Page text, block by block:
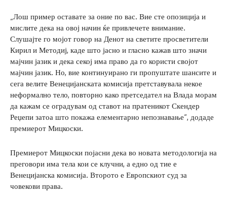
„Лош пример оставате за оние по вас. Вие сте опозиција и
мислите дека на овој начин ќе привлечете внимание.
Слушајте го мојот говор на Денот на светите просветители
Кирил и Методиј, каде што јасно и гласно кажав што значи
мајчин јазик и дека секој има право да го користи својот
мајчин јазик. Но, вие континуирано ги пропуштате шансите и
сега велите Венецијанската комисија претставувала некое
неформално тело, повторно како претседател на Влада морам
да кажам се оградувам од ставот на пратеникот Скендер
Реџепи затоа што покажа елементарно непознавање“, додаде
премиерот Мицкоски.
Премиерот Мицкоски појасни дека во новата методологија на
преговори има тела кои се клучни, а едно од тие е
Венецијанска комисија. Второто е Европскиот суд за
човекови права.